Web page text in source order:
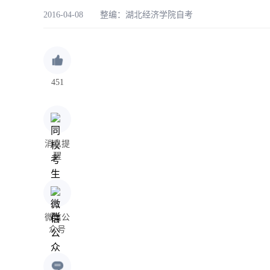
2016-04-08 整编： 湖北经济学院自考
451
消息提
醒
微信公
众号